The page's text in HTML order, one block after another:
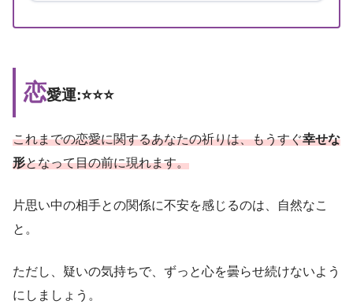
恋愛運:⭐️⭐️⭐️
これまでの恋愛に関するあなたの祈りは、もうすぐ幸せな
形となって目の前に現れます。
片思い中の相手との関係に不安を感じるのは、自然なこ
と。
ただし、疑いの気持ちで、ずっと心を曇らせ続けないよう
にしましょう。